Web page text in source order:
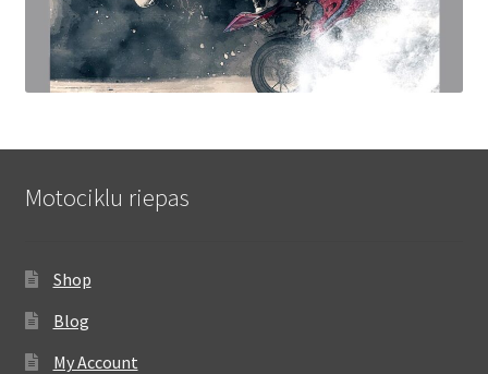
Motociklu riepas
Shop
Blog
My Account